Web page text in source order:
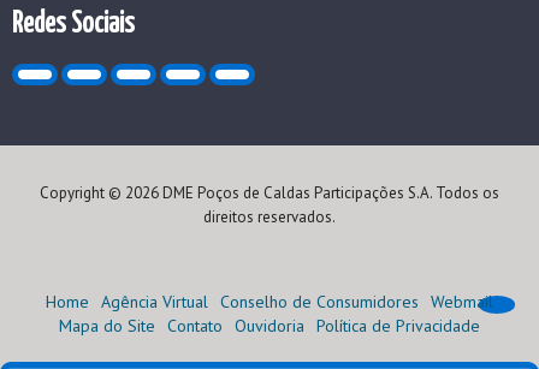
Redes Sociais
Copyright © 2026 DME Poços de Caldas Participações S.A. Todos os
direitos reservados.
Home Agência Virtual Conselho de Consumidores
Webmail
Mapa do Site
Contato Ouvidoria Política de Privacidade